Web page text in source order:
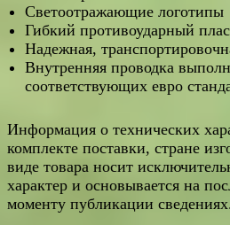
Светоотражающие логотипы
Гибкий противоударный
Надежная,
Внутренняя проводка
соответствующих евро
Информация о технических
комплекте поставки, стране
виде товара носит
характер и основывается на
моменту публикации